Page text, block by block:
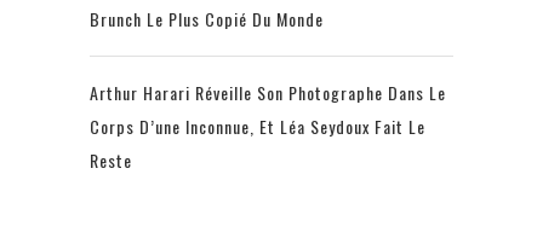
Brunch Le Plus Copié Du Monde
Arthur Harari Réveille Son Photographe Dans Le
Corps D’une Inconnue, Et Léa Seydoux Fait Le
Reste